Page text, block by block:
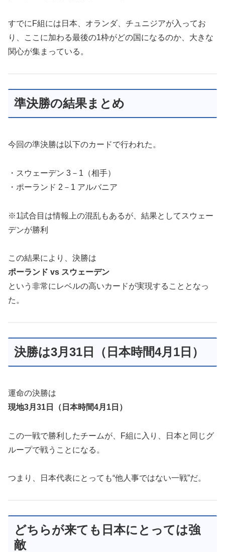
すでにF組には日本、オランダ、チュニジアが入ってお
り、ここに加わる最後の1枠がどの国になるのか、大きな
関心が集まっている。
準決勝の結果まとめ
今回の準決勝は以下のカードで行われた。
・スウェーデン 3－1（相手）
・ポーランド 2－1 アルバニア
※1試合目は情報上の混乱もあるが、結果としてスウェー
デンが勝利
この結果により、決勝は
ポーランド vs スウェーデン
という非常にレベルの高いカードが実現することとなっ
た。
決勝は3月31日（日本時間4月1日）
運命の決勝は
現地3月31日（日本時間4月1日）
この一戦で勝利したチームが、F組に入り、日本と同じグ
ループで戦うことになる。
つまり、日本代表にとっても“他人事ではない一戦”だ。
どちらが来ても日本にとっては強
敵